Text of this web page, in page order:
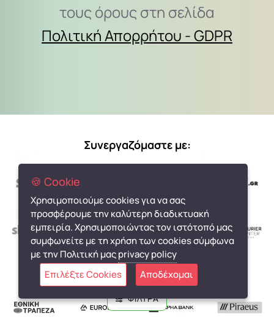
τους όρους στη σελίδα
Πολιτική Απορρήτου - GDPR
Συνεργαζόμαστε με:
Τράπεζες:
ΦΙΛΤΡΑ
🍪 Cookie
Χρησιμοποιούμε cookies για να σας
προσφέρουμε την καλύτερη διαδικτυακή
εμπειρία. Χρησιμοποιώντας τον ιστότοπό μας
συμφωνείτε με τη χρήση των cookies σύμφωνα
με την Πολιτική μαςprivacy policy
Επιλέξτε Cookies
Αποδέχομαι